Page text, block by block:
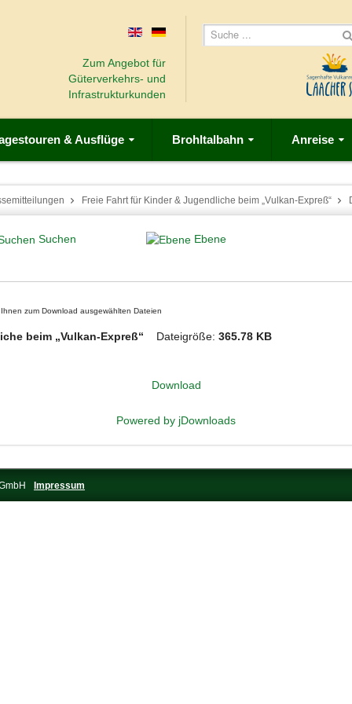
Zum Angebot für
Güterverkehrs- und
Infrastrukturkunden
& Ausflüge Brohltalbahn Anreise
Freie Fahrt für Kinder & Jugendliche beim „Vulkan-Expreß“
Suchen Ebene
zum Download ausgewählten Dateien
beim „Vulkan-Expreß“ Dateigröße: 365.78 KB
Download
Powered by jDownloads
Impressum